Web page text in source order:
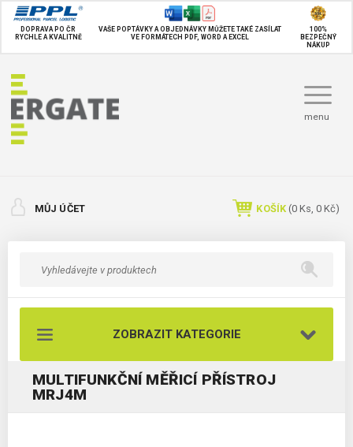
DOPRAVA PO ČR
RYCHLE A KVALITNĚ
VAŠE POPTÁVKY A OBJEDNÁVKY MŮŽETE TAKÉ ZASÍLAT
VE FORMÁTECH PDF, WORD A EXCEL
100%
BEZPEČNÝ
NÁKUP
menu
MŮJ ÚČET KOŠÍK (0 Ks, 0 Kč)
ZOBRAZIT KATEGORIE
MULTIFUNKČNÍ MĚŘICÍ PŘÍSTROJ
MRJ4M